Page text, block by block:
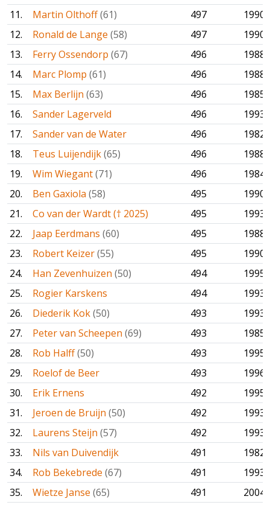
11.
Martin Olthoff(61) 497
1990
12.
Ronald de Lange (58) 497
1990
13.
Ferry Ossendorp (67) 496
1988
14.
Marc Plomp (61) 496
1988
15.
Max Berlijn (63) 496
1985
16.
Sander Lagerveld 496
1993
17.
Sander van de Water 496
1982
18.
Teus Luijendijk(65) 496
1988
19.
Wim Wiegant(71) 496
1984
20.
Ben Gaxiola (58) 495
1990
21.
Co van der Wardt († 2025) 495
1993
22.
Jaap Eerdmans (60) 495
1988
23.
Robert Keizer(55) 495
1990
24.
Han Zevenhuizen (50) 494
1995
25.
Rogier Karskens 494
1993
26.
Diederik Kok(50) 493
1993
27.
Peter van Scheepen (69) 493
1985
28.
Rob Halff(50) 493
1995
29.
Roelof de Beer 493
1996
30.
Erik Ernens 492
1995
31.
Jeroen de Bruijn (50) 492
1993
32.
Laurens Steijn (57) 492
1993
33.
Nils van Duivendijk 491
1982
34.
Rob Bekebrede (67) 491
1993
35.
Wietze Janse (65) 491
2004